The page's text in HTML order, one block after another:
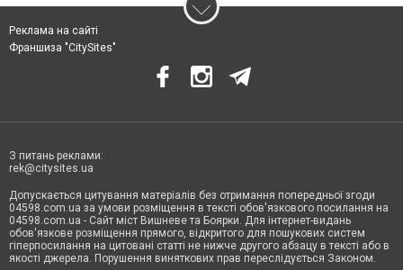
Реклама на сайті
Франшиза "CitySites"
З питань реклами:
rek@citysites.ua
Допускається цитування матеріалів без отримання попередньої згоди
04598.com.ua за умови розміщення в тексті обов'язкового посилання на
04598.com.ua - Сайт міст Вишневе та Боярки. Для інтернет-видань
обов'язкове розміщення прямого, відкритого для пошукових систем
гіперпосилання на цитовані статті не нижче другого абзацу в тексті або в
якості джерела. Порушення виняткових прав переслідується Законом.